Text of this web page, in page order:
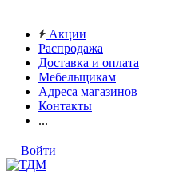
Акции
Распродажа
Доставка и оплата
Мебельщикам
Адреса магазинов
Контакты
...
Войти